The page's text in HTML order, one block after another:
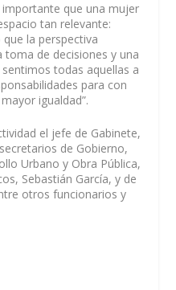
importante que una mujer
tan relevante:
la perspectiva
de decisiones y una
todas aquellas a
para con
igualdad”.
el jefe de Gabinete,
de Gobierno,
Urbano y Obra Pública,
Sebastián García, y de
otros funcionarios y